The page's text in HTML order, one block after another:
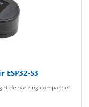
ESP32-S3
de hacking compact et